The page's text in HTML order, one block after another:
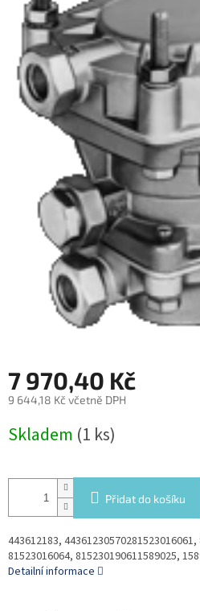
7 970,40 Kč
9 644,18 Kč včetně DPH
cena:
Skladem (1 ks)
Přidat do košíku
443612183,
81523016064, 815230190611589025,
Detailní informace